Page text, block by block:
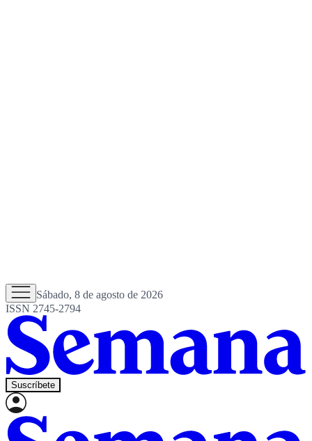
Sábado, 8 de agosto de 2026
ISSN 2745-2794
Suscríbete